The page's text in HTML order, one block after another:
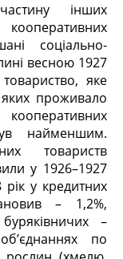
інших
соціально-
весною 1927
яке
проживало
найменшим.
товариств
у 1926–1927
у кредитних
– 1,2%,
–
по